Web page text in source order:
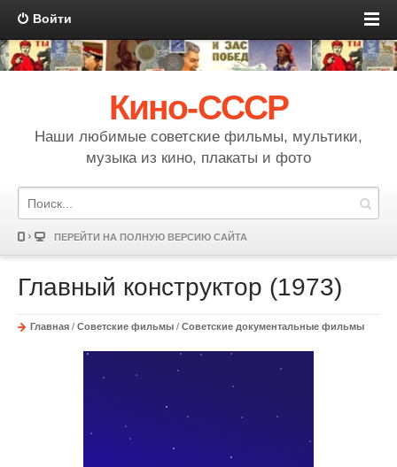
Войти
Кино-СССР
Наши любимые советские фильмы, мультики,
музыка из кино, плакаты и фото
ПЕРЕЙТИ НА ПОЛНУЮ ВЕРСИЮ САЙТА
Главный конструктор (1973)
Главная / Советские фильмы / Советские документальные фильмы